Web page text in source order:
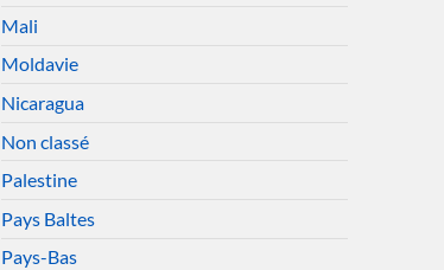
Mali
Moldavie
Nicaragua
Non classé
Palestine
Pays Baltes
Pays-Bas